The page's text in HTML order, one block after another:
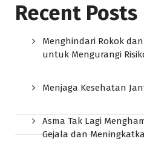
Recent Posts
Menghindari Rokok
untuk Mengurangi
Menjaga Kesehatan
Asma Tak Lagi
Gejala dan